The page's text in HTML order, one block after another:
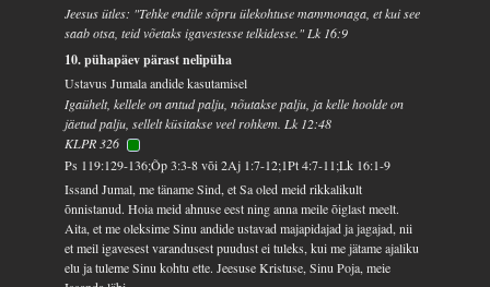
Jeesus ütles: "Tehke endile sõpru ülekohtuse mammonaga, et kui see
saab otsa, teid võetaks igavestesse telkidesse." Lk 16:9
10. pühapäev pärast nelipüha
Ustavus Jumala andide kasutamisel
Igaühelt, kellele on antud palju, nõutakse palju, ja kelle hoolde on
jäetud palju, sellelt küsitakse veel rohkem. Lk 12:48
KLPR 326
Ps 119:129-136;Õp 3:3-8 või 2Aj 1:7-12;1Pt 4:7-11;Lk 16:1-9
Issand Jumal, me täname Sind, et Sa oled meid rikkalikult
õnnistanud. Hoia meid ahnuse eest ning anna meile õiglast meelt.
Aita, et me oleksime Sinu andide ustavad majapidajad ja jagajad, nii
et meil igavesest varandusest puudust ei tuleks, kui me jätame ajaliku
elu ja tuleme Sinu kohtu ette. Jeesuse Kristuse, Sinu Poja, meie